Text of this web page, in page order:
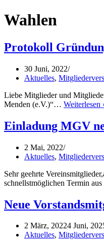
Wahlen
Protokoll
30 Juni, 2022
Aktuelles,
Liebe Mitglieder und
Menden (e.V.)“… Weiterlesen
Einladung MGV
2 Mai, 2022
Aktuelles,
Sehr geehrte
schnellstmöglichen Termin
Neue
2 März, 20224 Juni,
Aktuelles,